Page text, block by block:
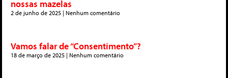
nossas mazelas
2 de junho de 2025 Nenhum comentário
Vamos falar de “Consentimento”?
18 de março de 2025 Nenhum comentário